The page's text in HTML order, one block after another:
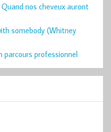
nos cheveux auront
somebody (Whitney
parcours professionnel